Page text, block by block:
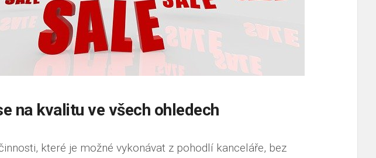
na kvalitu ve všech ohledech
které je možné vykonávat z pohodlí kanceláře, bez